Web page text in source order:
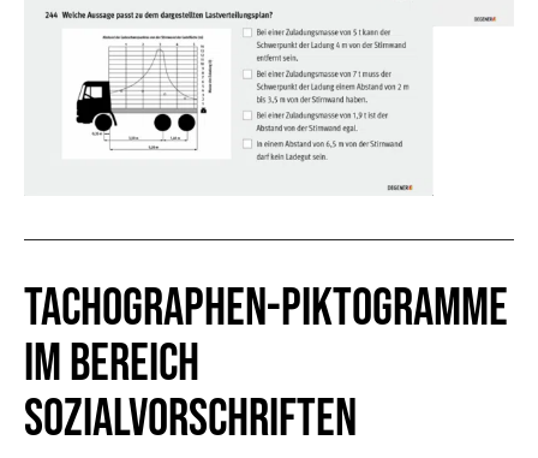
Tachographen-Piktogramme
im Bereich
Sozialvorschriften